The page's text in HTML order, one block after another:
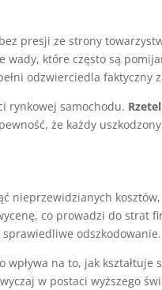
presji ze strony
wady, które często są
odzwierciedla faktyczny
rynkowej samochodu.
że każdy uszkodzony
nieprzewidzianych kosztów,
co prowadzi do strat
odszkodowanie.
na to, jak kształtuje
w postaci wyższego